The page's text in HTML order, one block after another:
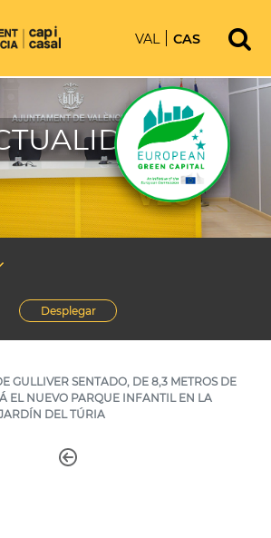
VAL CAS
Desplegar
GULLIVER SENTADO, DE 8,3 METROS DE
EL NUEVO PARQUE INFANTIL EN LA
DEL TÚRIA